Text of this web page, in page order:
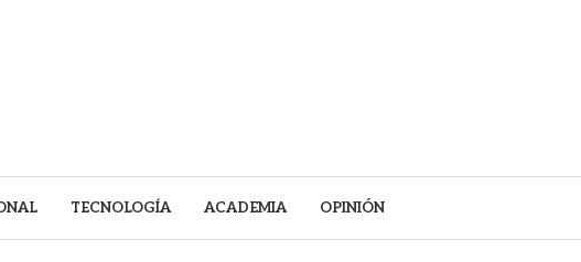
TECNOLOGÍA ACADEMIA OPINIÓN